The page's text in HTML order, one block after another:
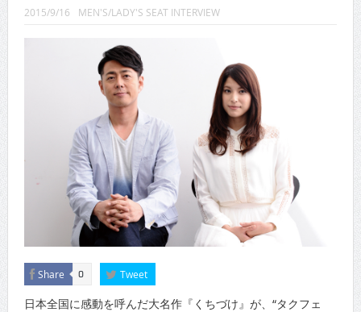
CINEMA×STYLE 285号
2015/9/16 MEN'S/LADY'S SEAT INTERVIEW
Share 0 Tweet
日本全国に感動を呼んだ大名作『くちづけ』が、“タクフェ